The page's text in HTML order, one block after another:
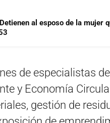
al esposo de la mujer
de especialistas
y Economía
gestión de